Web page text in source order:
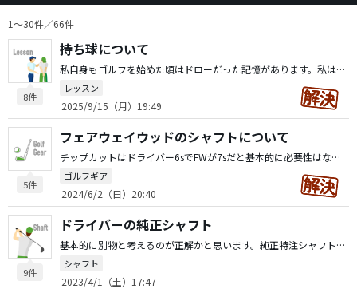
1〜30件／66件
8件
持ち球について
私自身もゴルフを始めた頃はドローだった記憶があります。私は、基本的にドローボールを持ち球的に思っています。最終的には、フェードボールを打ちたいという事なのでしょうか？ストレートボールが打ちたいときは、通常セットするボールの位置よりボール一個分外側に置く。フェードの時はさらに一個分外側という風に、スイング等変えずにボール位置を変えて打ち分けています。～その方がスイング的には全て同一に行えます。～例えば、スイング軌道でカットに入れてフェードの強弱をいれるというのは私の場合、出来るけどラウンド中は行いません。
レッスン
2025/9/15（月）19:49
5件
フェアウェイウッドのシャフトについて
チップカットはドライバー6sでFWが7sだと基本的に必要性はないと思います。
ゴルフギア
2024/6/2（日）20:40
9件
ドライバーの純正シャフト
基本的に別物と考えるのが正解かと思います。純正特注シャフトとして普通にTMやCWに装着していった方がコスト的にも各シャフトメーカーもイイはずですので。私はそう思います。
シャフト
2023/4/1（土）17:47